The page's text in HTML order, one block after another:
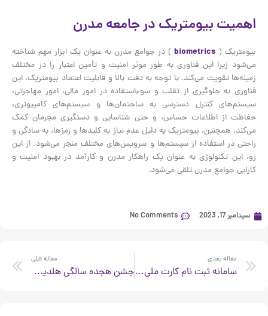
اهمیت بیومتریک در جامعه مدرن
بیومتریک ( biometrics ) در جوامع مدرن به عنوان یک ابزار مهم شناخته
می‌شود زیرا این فناوری به طور موثر امنیت و تأمین اعتبار را در مختلف
زمینه‌ها تقویت می‌کند. با توجه به دقت بالا و قابلیت اعتماد بیومتریک، این
فناوری به جلوگیری از تقلب و سوءاستفاده در امور مالی، امور مهاجرتی،
سیستم‌های کنترل دسترسی به ساختمان‌ها و سیستم‌های کامپیوتری،
حفاظت از اطلاعات حساس، و حتی شناسایی و دستگیری مجرمان کمک
می‌کند. همچنین، بیومتریک به دلیل عدم نیاز به کلیدها و رمزها، به سادگی و
راحتی در استفاده از سیستم‌ها و سرویس‌های مختلف منجر می‌شود. از این
رو، این تکنولوژی به عنوان یک راهکار مدرن و کارآمد در بهبود امنیت و
کارایی جوامع مدرن تلقی می‌شود.
سپتامبر 17, 2023 No Comments
Prev
مقاله بعدی
سامانه ثبت نام کارت ملی هوشمند سازمان ثبت احوال
مقاله قبلی
جشن هجده سالگی هلدینگ طرح و پردازش غدیر و سالروز تاسیس شرکت دیبارایان